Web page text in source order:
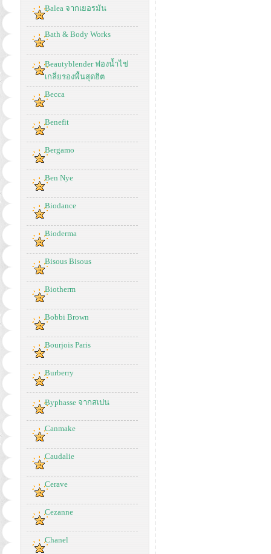
Balea จากเยอรมัน
Bath & Body Works
Beautyblender ฟองน้ำไข่
เกลี่ยรองพื้นสุดฮิต
Becca
Benefit
Bergamo
Ben Nye
Biodance
Bioderma
Bisous Bisous
Biotherm
Bobbi Brown
Bourjois Paris
Burberry
Byphasse จากสเปน
Canmake
Caudalie
Cerave
Cezanne
Chanel